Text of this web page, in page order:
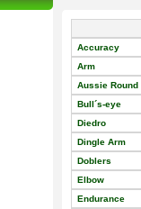
Accuracy
Arm
Aussie Round
Bull´s-eye
Diedro
Dingle Arm
Doblers
Elbow
Endurance